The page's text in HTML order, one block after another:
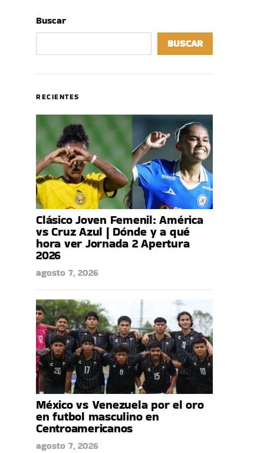
Buscar
BUSCAR
RECIENTES
Clásico Joven Femenil: América
vs Cruz Azul | Dónde y a qué
hora ver Jornada 2 Apertura
2026
agosto 7, 2026
México vs Venezuela por el oro
en futbol masculino en
Centroamericanos
agosto 7, 2026